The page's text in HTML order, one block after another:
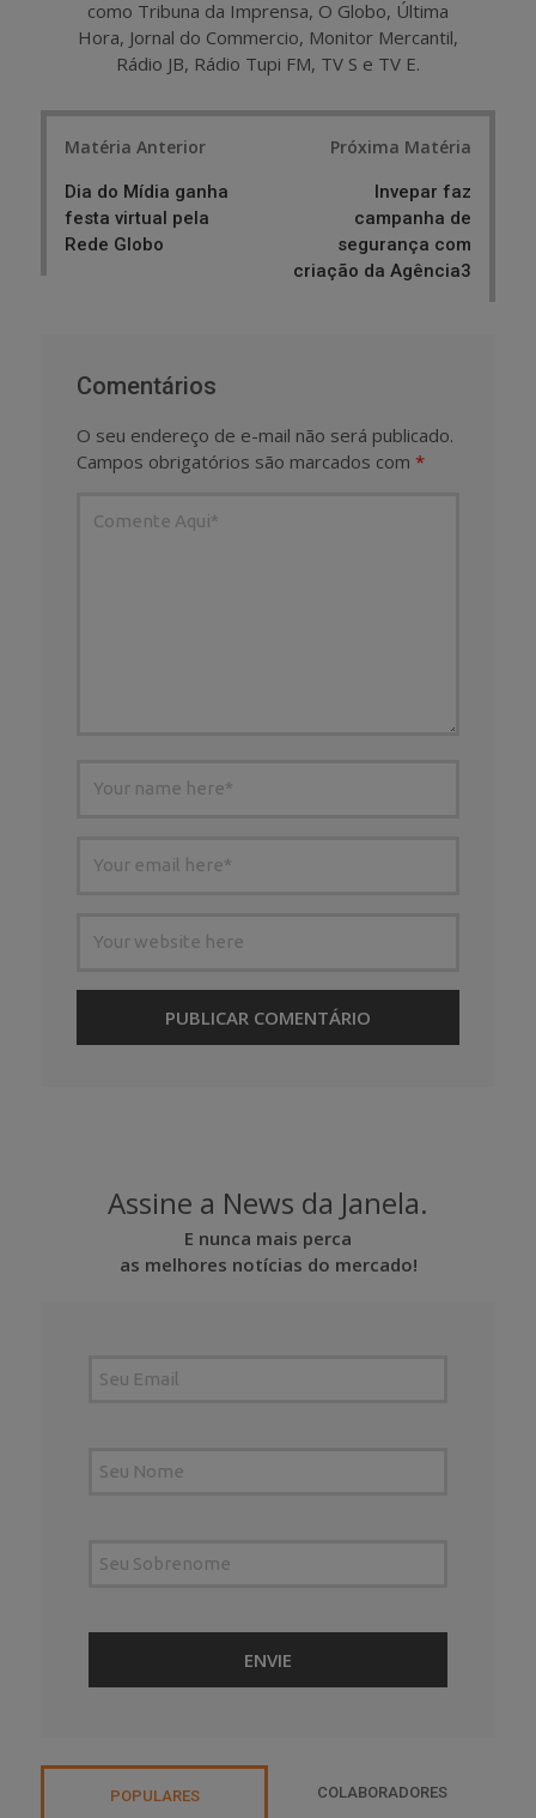
como Tribuna da Imprensa, O Globo, Última
Hora, Jornal do Commercio, Monitor Mercantil,
Rádio JB, Rádio Tupi FM, TV S e TV E.
Matéria Anterior
Dia do Mídia ganha
festa virtual pela
Rede Globo
Próxima Matéria
Invepar faz
campanha de
segurança com
criação da Agência3
Comentários
O seu endereço de e-mail não será publicado.
Campos obrigatórios são marcados com *
Assine a News da Janela.
E nunca mais perca
as melhores notícias do mercado!
POPULARES COLABORADORES